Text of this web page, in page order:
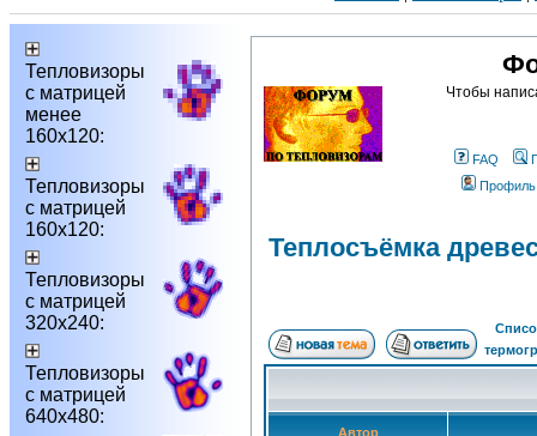
Тепловизоры
с матрицей
менее
160х120:
Тепловизоры
с матрицей
160х120:
Тепловизоры
с матрицей
320х240:
Тепловизоры
с матрицей
640х480:
Чтобы
FAQ
Профиль
Теплосъёмка
Автор